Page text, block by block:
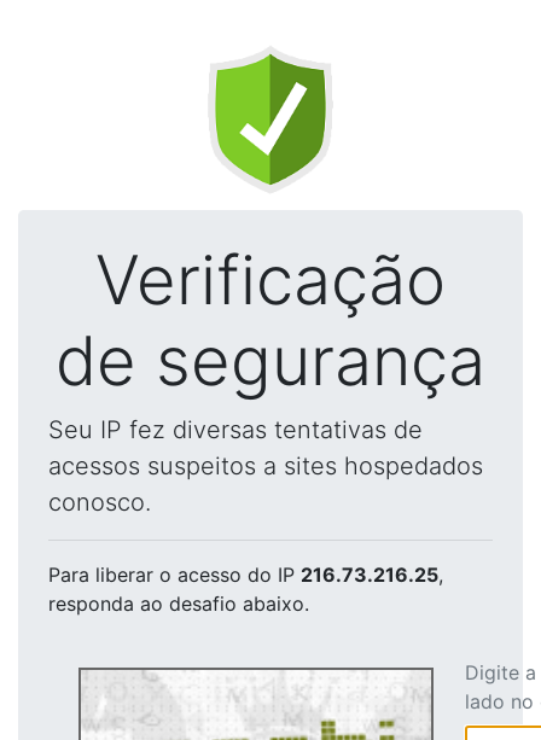
Verificação
de segurança
Seu IP fez diversas tentativas de
acessos suspeitos a sites hospedados
conosco.
Para liberar o acesso do IP 216.73.216.25,
responda ao desafio abaixo.
Digite
lado no